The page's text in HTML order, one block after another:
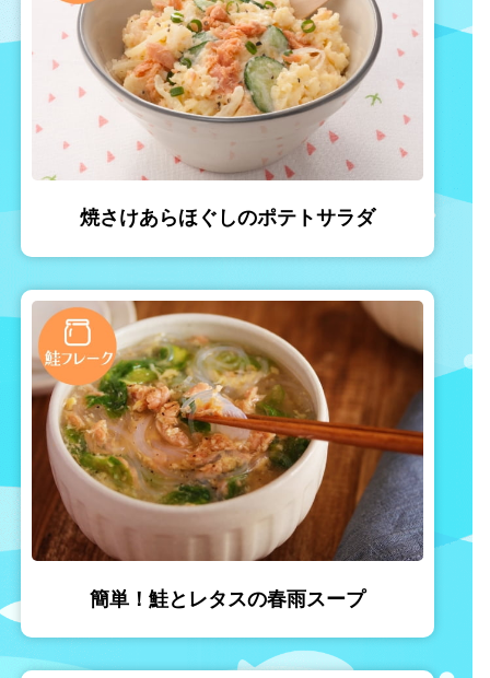
焼さけあらほぐしのポテトサラダ
簡単！鮭とレタスの春雨スープ